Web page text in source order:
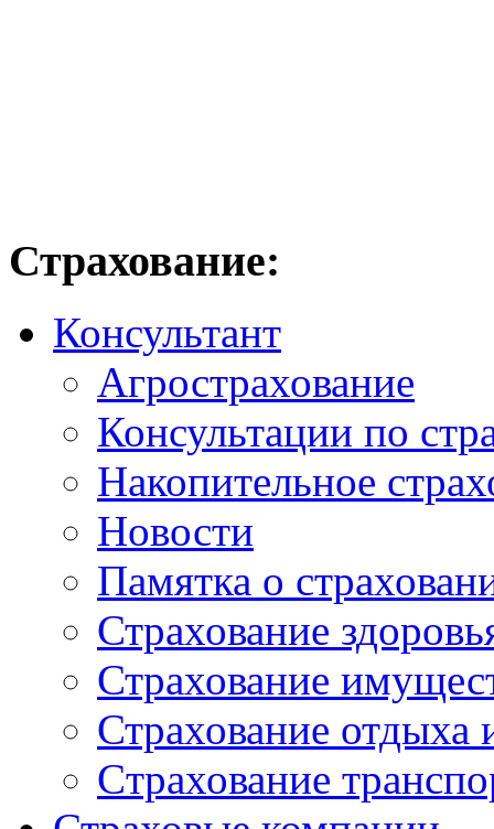
Страхование:
Консультант
Агрострахование
Консультации по
Накопительное
Новости
Памятка о
Страхование
Страхование
Страхование отдыха
Cтрахование